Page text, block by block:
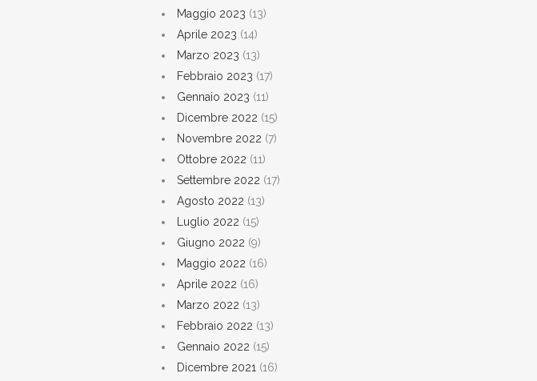
Maggio 2023 (13)
Aprile 2023 (14)
Marzo 2023 (13)
Febbraio 2023 (17)
Gennaio 2023 (11)
Dicembre 2022 (15)
Novembre 2022 (7)
Ottobre 2022 (11)
Settembre 2022 (17)
Agosto 2022 (13)
Luglio 2022 (15)
Giugno 2022 (9)
Maggio 2022 (16)
Aprile 2022 (16)
Marzo 2022 (13)
Febbraio 2022 (13)
Gennaio 2022 (15)
Dicembre 2021 (16)